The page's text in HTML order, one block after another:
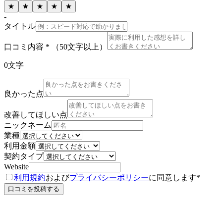
★ ★ ★ ★ ★
-
タイトル
口コミ内容 * （50文字以上）
0文字
良かった点
改善してほしい点
ニックネーム
業種
利用金額
契約タイプ
Website
利用規約およびプライバシーポリシーに同意します*
口コミを投稿する